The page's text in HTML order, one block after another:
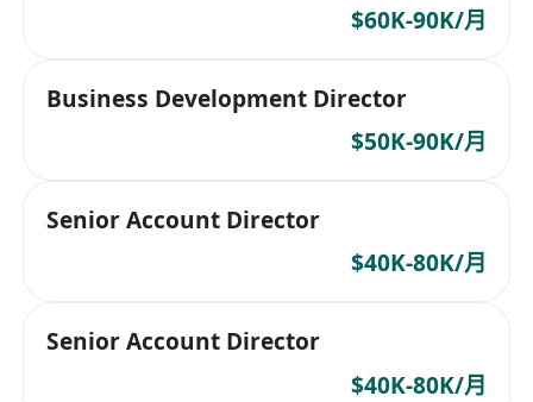
$60K-90K/月
Business Development Director
$50K-90K/月
Senior Account Director
$40K-80K/月
Senior Account Director
$40K-80K/月